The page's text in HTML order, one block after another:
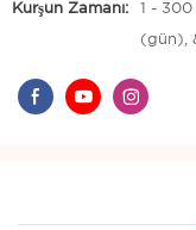
Kurşun Zamanı: 1 -
(gün),